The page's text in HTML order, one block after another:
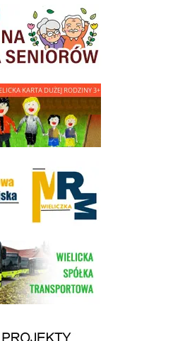
Rady Seniorow - Wieliczka
Wielicka Karta Dużej Rodziny
Spółki Transportowej